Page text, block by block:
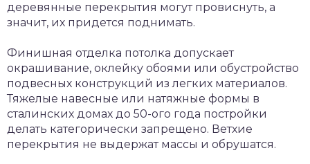
деревянные перекрытия могут провиснуть, а
значит, их придется поднимать.
Финишная отделка потолка допускает
окрашивание, оклейку обоями или обустройство
подвесных конструкций из легких материалов.
Тяжелые навесные или натяжные формы в
сталинских домах до 50-ого года постройки
делать категорически запрещено. Ветхие
перекрытия не выдержат массы и обрушатся.